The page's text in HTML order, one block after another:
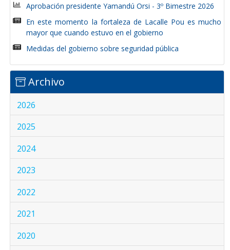
Aprobación presidente Yamandú Orsi - 3º Bimestre 2026
En este momento la fortaleza de Lacalle Pou es mucho
mayor que cuando estuvo en el gobierno
Medidas del gobierno sobre seguridad pública
Archivo
2026
2025
2024
2023
2022
2021
2020